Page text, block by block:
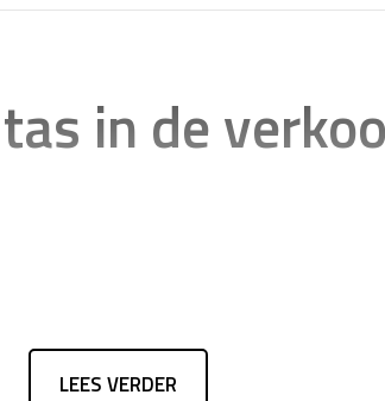
in de
LEES VERDER